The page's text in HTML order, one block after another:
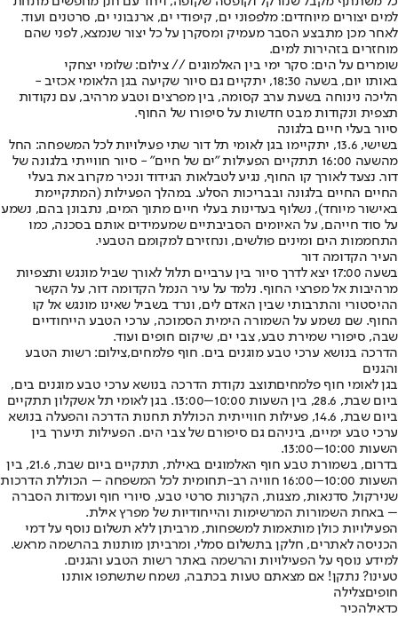
למים יצורים מיוחדים: מלפפוני ים, קיפודי ים, ארנבוני ים, סרטנים ועוד.
לאחר מכן מתבצע הסבר מעמיק ומסקרן על כל יצור שנמצא, לפני שהם
מוחזרים בזהירות למים.
שומרים על הים: סקר ימי בין האלמוגים // צילום: שלומי יצחקי
באותו יום, בשעה 18:30, יתקיים גם סיור שקיעה בגן הלאומי אכזיב -
הליכה נינוחה בשעת ערב קסומה, בין מפרצים וטבע מרהיב, עם נקודות
תצפית ונקודות מבט חדשות על סיפורו של החוף.
סיור בעלי חיים בלגונה
בשישי, 13.6, יתקיימו בגן לאומי תל דור שתי פעילויות לכל המשפחה: החל
מהשעה 16:00 תתקיים הפעילות "ים של חיים" - סיור חווייתי בלגונה של
דור. נצעד לאורך קו החוף, נגיע לטבלאות הגידוד ונכיר מקרוב את בעלי
החיים החיים בלגונה ובבריכות הסלע. במהלך הפעילות (המתקיימת
באישור מיוחד), נשלוף בעדינות בעלי חיים מתוך המים, נתבונן בהם, נשמע
על סוד חייהם, על האיומים הסביבתיים שמעמידים אותם בסכנה, כמו
התחממות הים ומינים פולשים, ונחזירם למקומם הטבעי.
העיר הקדומה דור
בשעה 17:00 יצא לדרך סיור בין ערביים תלול לאורך שביל מונגש ותצפיות
מרהיבות אל מפרצי החוף. נלמד על עיר הנמל הקדומה דור, על הקשר
ההיסטורי והתרבותי שבין האדם לים, ונרד בשביל שאינו מונגש אל קו
החוף. שם נשמע על השמורה הימית הסמוכה, ערכי הטבע הייחודיים
שבה, סיפורי שמירת טבע, צבי ים, שיקום חופים ועוד.
הדרכה בנושא ערכי טבע מוגנים בים. חוף פלמחים,צילום: רשות הטבע
והגנים
בגן לאומי חוף פלמחיםתוצב נקודת הדרכה בנושא ערכי טבע מוגנים בים,
ביום שבת, 28.6, בין השעות 10:00–13:00. בגן לאומי תל אשקלון תתקיים
ביום שבת, 14.6, פעילות חווייתית הכוללת תחנות הדרכה והפעלה בנושא
ערכי טבע ימיים, ביניהם גם סיפורם של צבי הים. הפעילות תיערך בין
השעות 10:00–13:00.
בדרום, בשמורת טבע חוף האלמוגים באילת
, תתקיים ביום שבת, 21.6, בין
השעות 10:00–16:00 חוויה רב-תחומית לכל המשפחה – הכוללת הדרכות
שנירקול, סדנאות, מצגות, הקרנות סרטי טבע, סיורי חוף ועמדות הסברה
– באחת השמורות המרשימות והייחודיות של מפרץ אילת.
הפעילויות כולן מותאמות למשפחות, מרביתן ללא תשלום נוסף על דמי
הכניסה לאתרים, חלקן בתשלום סמלי, ומרביתן מותנות בהרשמה מראש.
למידע נוסף על הפעילויות והרשמה באתר רשות הטבע והגנים.
טעינו? נתקן! אם מצאתם טעות בכתבה, נשמח שתשתפו אותנו
חופיםצלילה
כדאילהכיר